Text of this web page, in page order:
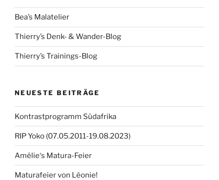
Bea’s Malatelier
Thierry’s Denk- & Wander-Blog
Thierry’s Trainings-Blog
NEUESTE BEITRÄGE
Kontrastprogramm Südafrika
RIP Yoko (07.05.2011-19.08.2023)
Amélie‘s Matura-Feier
Maturafeier von Léonie!